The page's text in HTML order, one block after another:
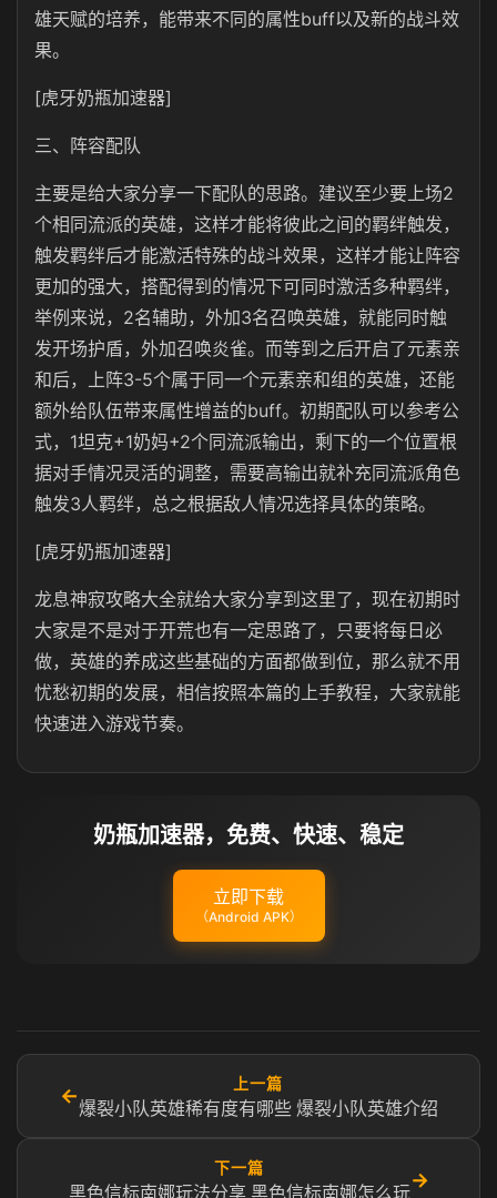
雄天赋的培养，能带来不同的属性buff以及新的战斗效
果。
[虎牙奶瓶加速器]
三、阵容配队
主要是给大家分享一下配队的思路。建议至少要上场2
个相同流派的英雄，这样才能将彼此之间的羁绊触发，
触发羁绊后才能激活特殊的战斗效果，这样才能让阵容
更加的强大，搭配得到的情况下可同时激活多种羁绊，
举例来说，2名辅助，外加3名召唤英雄，就能同时触
发开场护盾，外加召唤炎雀。而等到之后开启了元素亲
和后，上阵3-5个属于同一个元素亲和组的英雄，还能
额外给队伍带来属性增益的buff。初期配队可以参考公
式，1坦克+1奶妈+2个同流派输出，剩下的一个位置根
据对手情况灵活的调整，需要高输出就补充同流派角色
触发3人羁绊，总之根据敌人情况选择具体的策略。
[虎牙奶瓶加速器]
龙息神寂攻略大全就给大家分享到这里了，现在初期时
大家是不是对于开荒也有一定思路了，只要将每日必
做，英雄的养成这些基础的方面都做到位，那么就不用
忧愁初期的发展，相信按照本篇的上手教程，大家就能
快速进入游戏节奏。
奶瓶加速器，免费、快速、稳定
立即下载
（Android APK）
←
上一篇
爆裂小队英雄稀有度有哪些 爆裂小队英雄介绍
下一篇
黑色信标南娜玩法分享 黑色信标南娜怎么玩
→